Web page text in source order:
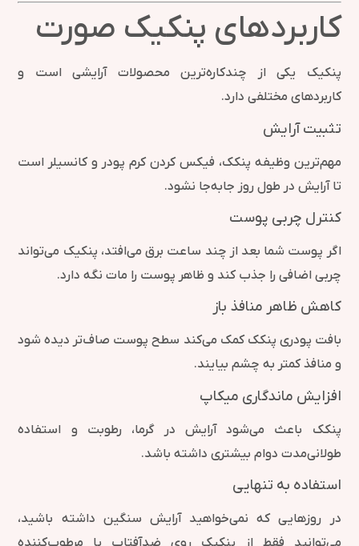
کاربردهای پنکیک صورت
پنکیک یکی از چندکاره‌ترین محصولات آرایشی است و
کاربردهای مختلفی دارد.
تثبیت آرایش
مهم‌ترین وظیفه پنکک، فیکس کردن کرم پودر و کانسیلر است
تا آرایش در طول روز جابه‌جا نشود.
کنترل چربی پوست
اگر پوست شما بعد از چند ساعت برق می‌افتد، پنکیک می‌تواند
چربی اضافی را جذب کند و ظاهر پوست را مات نگه دارد.
کاهش ظاهر منافذ باز
بافت پودری پنکک کمک می‌کند سطح پوست صاف‌تر دیده شود
و منافذ کمتر به چشم بیایند.
افزایش ماندگاری میکاپ
پنکک باعث می‌شود آرایش در گرما، رطوبت و استفاده
طولانی‌مدت دوام بیشتری داشته باشد.
استفاده به تنهایی
در روزهایی که نمی‌خواهید آرایش سنگین داشته باشید،